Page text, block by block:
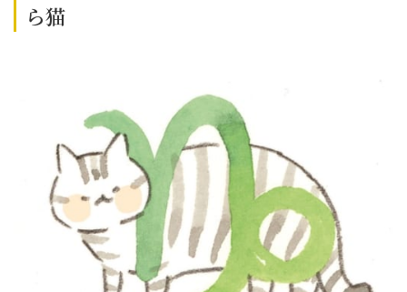
ら猫